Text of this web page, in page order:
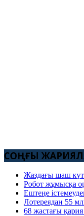
СОҢҒЫ
Жаздағы шаш
Робот жұмысқа
Ештеңе
Лотереядан 55
68 жастағы